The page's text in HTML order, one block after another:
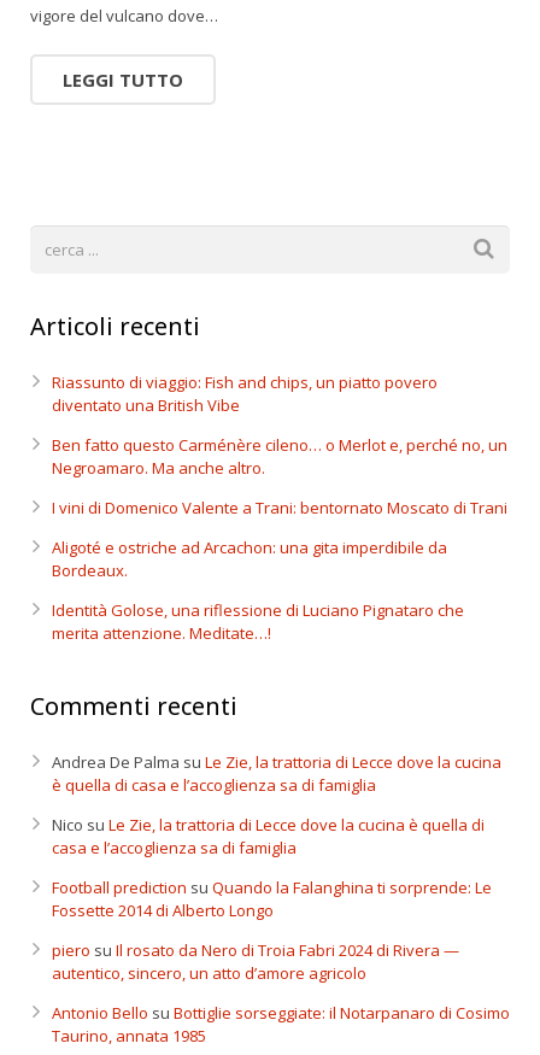
vigore del vulcano dove…
LEGGI TUTTO
Articoli recenti
Riassunto di viaggio: Fish and chips, un piatto povero
diventato una British Vibe
Ben fatto questo Carménère cileno… o Merlot e, perché no, un
Negroamaro. Ma anche altro.
I vini di Domenico Valente a Trani: bentornato Moscato di Trani
Aligoté e ostriche ad Arcachon: una gita imperdibile da
Bordeaux.
Identità Golose, una riflessione di Luciano Pignataro che
merita attenzione. Meditate…!
Commenti recenti
Andrea De Palma su Le Zie, la trattoria di Lecce dove la cucina
è quella di casa e l’accoglienza sa di famiglia
Nico su Le Zie, la trattoria di Lecce dove la cucina è quella di
casa e l’accoglienza sa di famiglia
Football prediction su Quando la Falanghina ti sorprende: Le
Fossette 2014 di Alberto Longo
piero su Il rosato da Nero di Troia Fabri 2024 di Rivera —
autentico, sincero, un atto d’amore agricolo
Antonio Bello su Bottiglie sorseggiate: il Notarpanaro di Cosimo
Taurino, annata 1985